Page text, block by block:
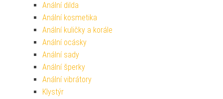
Anální dilda
Anální kosmetika
Anální kuličky a korále
Anální ocásky
Anální sady
Anální šperky
Anální vibrátory
Klystýr